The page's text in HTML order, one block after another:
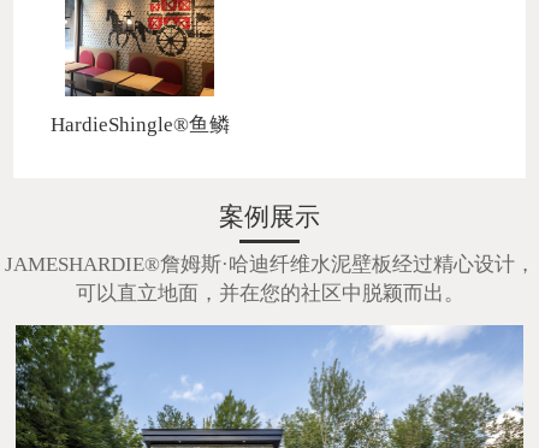
HardieShingle®鱼鳞
案例展示
JAMESHARDIE®詹姆斯·哈迪纤维水泥壁板经过精心设计，
可以直立地面，并在您的社区中脱颖而出。